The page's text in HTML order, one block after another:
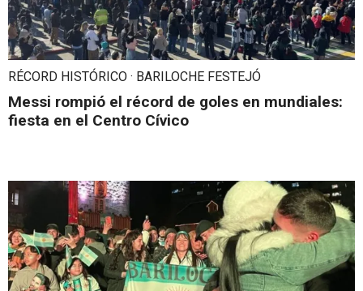
RÉCORD HISTÓRICO · BARILOCHE FESTEJÓ
Messi rompió el récord de goles en mundiales:
fiesta en el Centro Cívico